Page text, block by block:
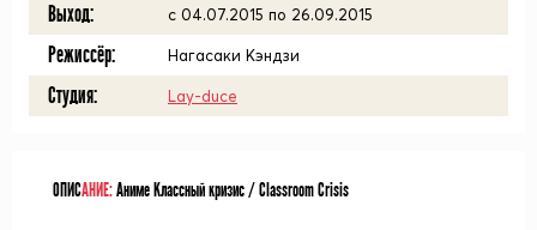
Выход: c 04.07.2015 по 26.09.2015
Режиссёр: Нагасаки Кэндзи
Студия: Lay-duce
ОПИСАНИЕ:Аниме Классный кризис / Classroom Crisis